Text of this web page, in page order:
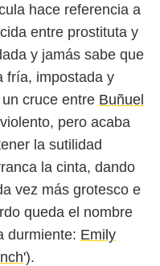
hace referencia a
entre prostituta y
y jamás sabe que
fría, impostada y
cruce entre Buñuel
pero acaba
la sutilidad
la cinta, dando
vez más grotesco e
queda el nombre
durmiente: Emily
').